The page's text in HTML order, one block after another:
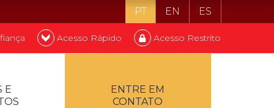
PT EN ES
Acesso Rápido Acesso Restrito
E
ENTRE EM
CONTATO